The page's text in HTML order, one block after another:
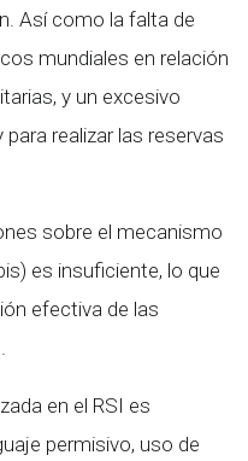
Así como la falta de
mundiales en relación
y un excesivo
realizar las reservas
sobre el mecanismo
es insuficiente, lo que
efectiva de las
en el RSI es
permisivo, uso de